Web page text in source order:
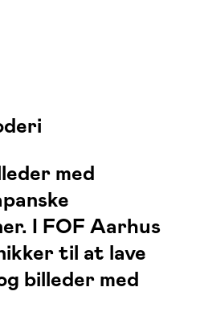
med
I FOF Aarhus
til at lave
billeder med